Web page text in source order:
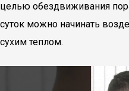
целью обездвиживания
суток можно начинать
сухим теплом.